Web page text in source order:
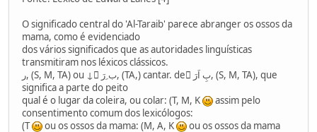
O significado central do 'Al-Taraib' parece abranger os ossos da
mama, como é evidenciado
dos vários significados que as autoridades linguísticas
transmitiram nos léxicos clássicos.
ر, (S, M, TA) ou ↓ ٌب ِرَ, (TA,) cantar. de ُبِ اَرَ, (S, M, TA), que
significa a parte do peito
qual é o lugar da coleira, ou colar: (T, M, K
assim pelo
consentimento comum dos lexicólogos:
(T
ou os ossos da mama: (M, A, K
ou os ossos da mama